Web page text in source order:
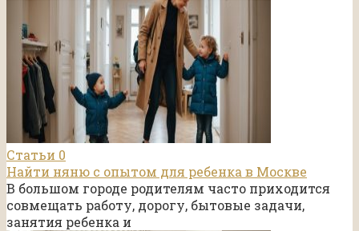
Статьи 0
Найти няню с опытом для ребенка в Москве
В большом городе родителям часто приходится
совмещать работу, дорогу, бытовые задачи,
занятия ребенка и